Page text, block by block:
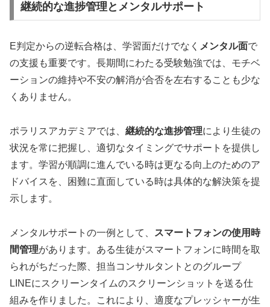
継続的な進捗管理とメンタルサポート
E判定からの逆転合格は、学習面だけでなく メンタル面で
の支援も重要です。長期間にわたる受験勉強では、モチベ
ーションの維持や不安の解消が合否を左右することも少な
くありません。
ポラリスアカデミアでは、 継続的な進捗管理により生徒の
状況を常に把握し、適切なタイミングでサポートを提供し
ます。学習が順調に進んでいる時は更なる向上のためのア
ドバイスを、困難に直面している時は具体的な解決策を提
示します。
メンタルサポートの一例として、
スマートフォンの使用時
間管理があります。ある生徒がスマートフォンに時間を取
られがちだった際、担当コンサルタントとのグループ
LINEにスクリーンタイムのスクリーンショットを送る仕
組みを作りました。これにより、適度なプレッシャーが生